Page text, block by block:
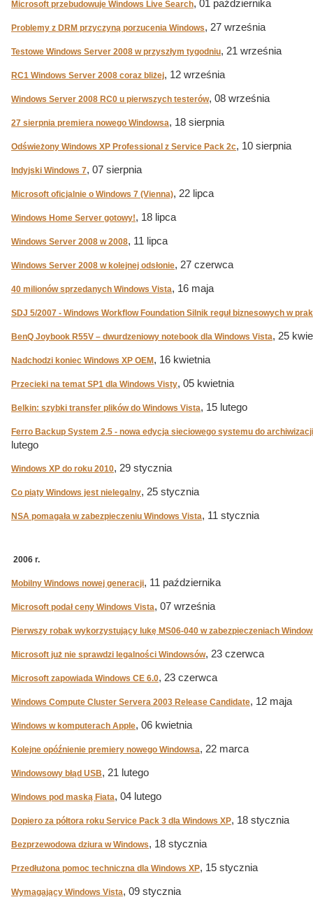
Microsoft przebudowuje Windows Live Search, 01 października
Problemy z DRM przyczyną porzucenia Windows, 27 września
Testowe Windows Server 2008 w przyszłym tygodniu, 21 września
RC1 Windows Server 2008 coraz bliżej, 12 września
Windows Server 2008 RC0 u pierwszych testerów, 08 września
27 sierpnia premiera nowego Windowsa, 18 sierpnia
Odświeżony Windows XP Professional z Service Pack 2c, 10 sierpnia
Indyjski Windows 7, 07 sierpnia
Microsoft oficjalnie o Windows 7 (Vienna), 22 lipca
Windows Home Server gotowy!, 18 lipca
Windows Server 2008 w 2008, 11 lipca
Windows Server 2008 w kolejnej odsłonie, 27 czerwca
40 milionów sprzedanych Windows Vista, 16 maja
SDJ 5/2007 - Windows Workflow Foundation Silnik reguł biznesowych w
BenQ Joybook R55V – dwurdzeniowy notebook dla Windows Vista, 25
Nadchodzi koniec Windows XP OEM , 16 kwietnia
Przecieki na temat SP1 dla Windows Visty, 05 kwietnia
Belkin: szybki transfer plików do Windows Vista, 15 lutego
Ferro Backup System 2.5 - nowa edycja sieciowego systemu do
lutego
Windows XP do roku 2010, 29 stycznia
Co piąty Windows jest nielegalny, 25 stycznia
NSA pomagała w zabezpieczeniu Windows Vista, 11 stycznia
2006 r.
Mobilny Windows nowej generacji, 11 października
Microsoft podał ceny Windows Vista, 07 września
Pierwszy robak wykorzystujący lukę MS06-040 w zabezpieczeniach
Microsoft już nie sprawdzi legalności Windowsów, 23 czerwca
Microsoft zapowiada Windows CE 6.0, 23 czerwca
Windows Compute Cluster Servera 2003 Release Candidate, 12 maja
Windows w komputerach Apple, 06 kwietnia
Kolejne opóźnienie premiery nowego Windowsa, 22 marca
Windowsowy błąd USB, 21 lutego
Windows pod maską Fiata, 04 lutego
Dopiero za półtora roku Service Pack 3 dla Windows XP, 18 stycznia
Bezprzewodowa dziura w Windows, 18 stycznia
Przedłużona pomoc techniczna dla Windows XP, 15 stycznia
Wymagający Windows Vista, 09 stycznia